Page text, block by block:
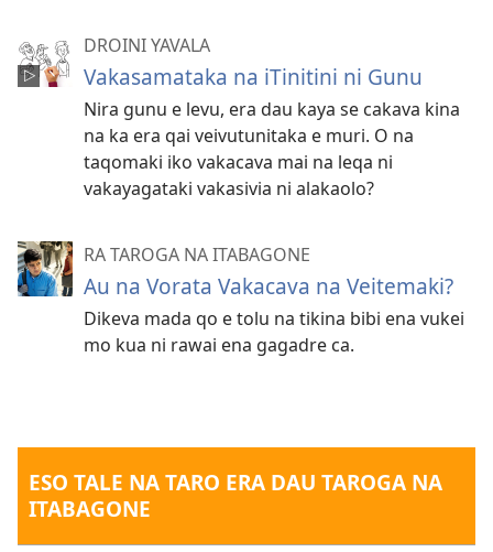
DROINI YAVALA
Vakasamataka na iTinitini ni Gunu
Nira gunu e levu, era dau kaya se cakava kina
na ka era qai veivutunitaka e muri. O na
taqomaki iko vakacava mai na leqa ni
vakayagataki vakasivia ni alakaolo?
RA TAROGA NA ITABAGONE
Au na Vorata Vakacava na Veitemaki?
Dikeva mada qo e tolu na tikina bibi ena vukei
mo kua ni rawai ena gagadre ca.
ESO TALE NA TARO ERA DAU TAROGA NA
ITABAGONE